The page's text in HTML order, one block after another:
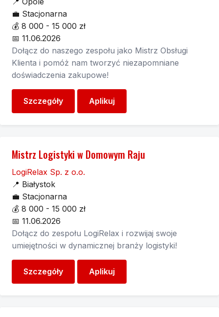
💼 Stacjonarna
💰 8 000 - 15 000 zł
📅 11.06.2026
Dołącz do naszego zespołu jako Mistrz Obsługi
Klienta i pomóż nam tworzyć niezapomniane
doświadczenia zakupowe!
Szczegóły Aplikuj
Mistrz Logistyki w Domowym Raju
LogiRelax Sp. z o.o.
📍 Białystok
💼 Stacjonarna
💰 8 000 - 15 000 zł
📅 11.06.2026
Dołącz do zespołu LogiRelax i rozwijaj swoje
umiejętności w dynamicznej branży logistyki!
Szczegóły Aplikuj